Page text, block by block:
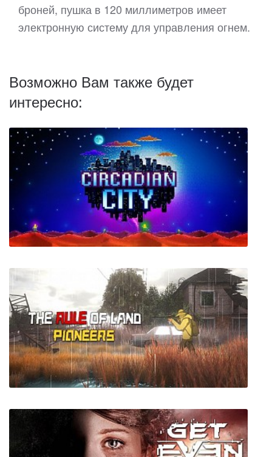
броней, пушка в 120 миллиметров имеет
электронную систему для управления огнем.
Возможно Вам также будет
интересно:
Circadian City